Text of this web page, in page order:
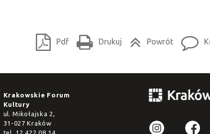
Pdf Drukuj Powrót
Krakowskie Forum
Kultury
ul. Mikołajska 2,
31-027 Kraków
tel. 12 422 08 14